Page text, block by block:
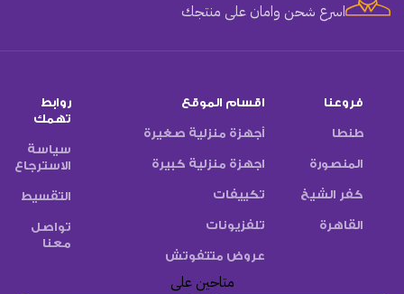
اسرع شحن وامان على منتجك
فروعنا
طنطا
المنصورة
كفر الشيخ
القاهرة
اقسام الموقع
أجهزة منزلية صغيرة
اجهزة منزلية كبيرة
تكييفات
تلفزيونات
عروض متتفوتش
روابط
تهمك
سياسة
الاسترجاع
التقسيط
تواصل
معنا
متاحين على